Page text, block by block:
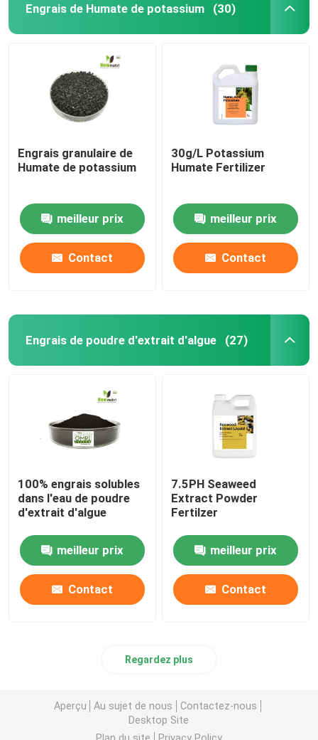
Engrais de Humate de potassium (30)
Engrais granulaire de
Humate de potassium
meilleur prix
Contact
30g/L Potassium
Humate Fertilizer
meilleur prix
Contact
Engrais de poudre d'extrait d'algue (27)
100% engrais solubles
dans l'eau de poudre
d'extrait d'algue
meilleur prix
Contact
7.5PH Seaweed
Extract Powder
Fertilzer
meilleur prix
Contact
Regardez plus
Aperçu Au sujet de nous
Contactez-nous
Desktop Site
Plan du site
Privacy Policy